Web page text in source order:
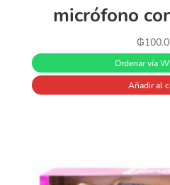
micrófono
₲
Ordenar vía
Añadir al